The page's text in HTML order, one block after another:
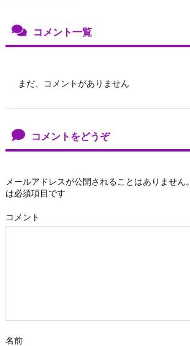
コメント一覧
まだ、コメントがありません
コメントをどうぞ
メールアドレスが公開されることはありません。
は必須項目です
コメント
名前